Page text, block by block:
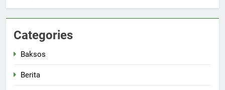
Categories
Baksos
Berita